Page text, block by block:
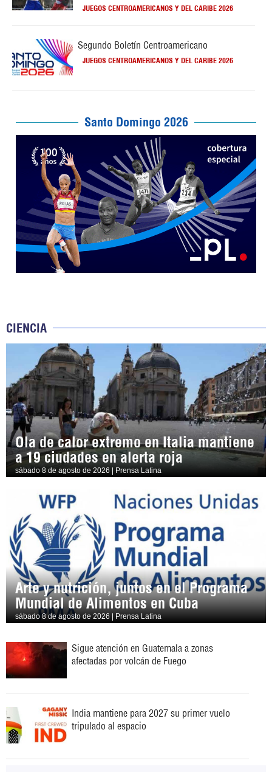
JUEGOS CENTROAMERICANOS Y DEL CARIBE 2026
Segundo Boletín Centroamericano
JUEGOS CENTROAMERICANOS Y DEL CARIBE 2026
Santo Domingo 2026
CIENCIA
Ola de calor extremo en Italia mantiene
a 19 ciudades en alerta roja
sábado 8 de agosto de 2026 | Prensa Latina
Arte y nutrición, juntos en el Programa
Mundial de Alimentos en Cuba
sábado 8 de agosto de 2026 | Prensa Latina
Sigue atención en Guatemala a zonas
afectadas por volcán de Fuego
India mantiene para 2027 su primer vuelo
tripulado al espacio